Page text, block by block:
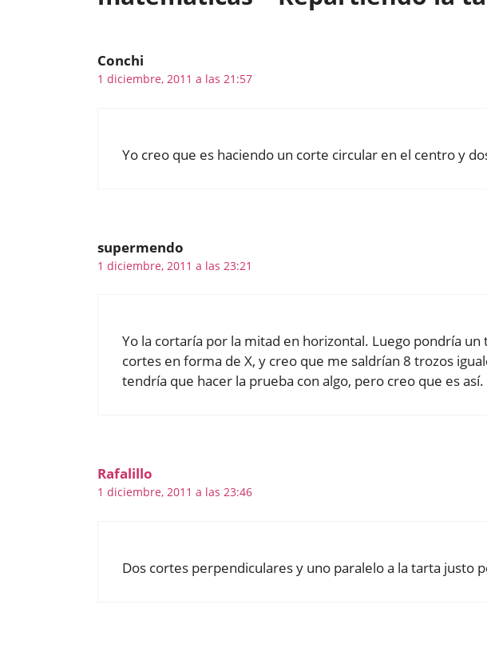
Conchi
1 diciembre, 2011 a las 21:57
Yo creo que es haciendo un corte circular en el centro y
supermendo
1 diciembre, 2011 a las 23:21
Yo la cortaría por la mitad en horizontal. Luego pondría
cortes en forma de X, y creo que me saldrían 8 trozos
tendría que hacer la prueba con algo, pero creo que es así.
Rafalillo
1 diciembre, 2011 a las 23:46
Dos cortes perpendiculares y uno paralelo a la tarta justo